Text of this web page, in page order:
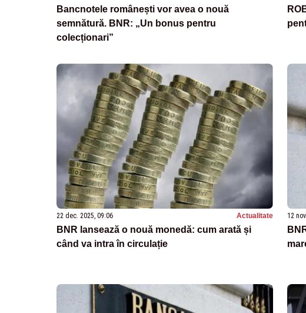
Bancnotele românești vor avea o nouă
semnătură. BNR: „Un bonus pentru
colecționari”
22 dec. 2025, 09:06 Actualitate
BNR lansează o nouă monedă: cum arată și
când va intra în circulație
12